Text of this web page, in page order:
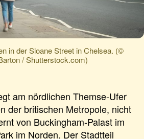
in der Sloane Street in Chelsea. (©
/ Shutterstock.com)
am nördlichen Themse-Ufer
der britischen Metropole, nicht
von Buckingham-Palast im
im Norden. Der Stadtteil